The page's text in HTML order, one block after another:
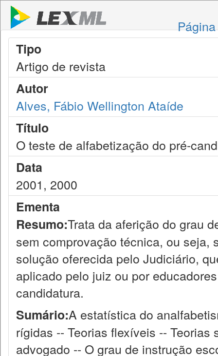
Tipo
Artigo de revista
Autor
Alves, Fábio Wellington Ataíde
Título
O teste de alfabetização do pré-
Data
2001, 2000
Ementa
Resumo:Trata da aferição do grau
sem comprovação técnica, ou seja,
solução oferecida pelo Judiciário,
aplicado pelo juiz ou por
candidatura.
Sumário:A estatística do
rígidas -- Teorias flexíveis --
advogado -- O grau de instrução